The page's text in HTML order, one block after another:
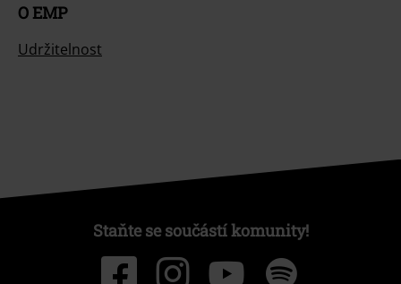
O EMP
Udržitelnost
Staňte se součástí komunity!